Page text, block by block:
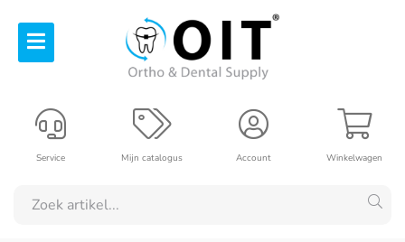
Winkelwagen
Account
Mijn catalogus
Service